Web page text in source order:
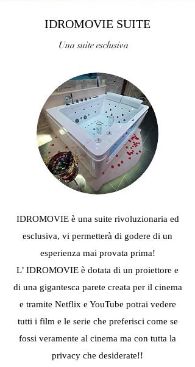
IDROMOVIE SUITE
Una suite esclusiva
IDROMOVIE è una suite rivoluzionaria ed
esclusiva, vi permetterà di godere di un
esperienza mai provata prima!
L’ IDROMOVIE è dotata di un proiettore e
di una gigantesca parete creata per il cinema
e tramite Netflix e YouTube potrai vedere
tutti i film e le serie che preferisci come se
fossi veramente al cinema ma con tutta la
privacy che desiderate!!